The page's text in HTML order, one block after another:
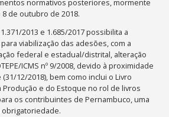
normativos posteriores, mormente
8 de outubro de 2018.
2013 e 1.685/2017 possibilita a
viabilização das adesões, com a
federal e estadual/distrital, alteração
ICMS nº 9/2008, devido à proximidade
12/2018), bem como inclui o Livro
e do Estoque no rol de livros
os contribuintes de Pernambuco, uma
obrigatoriedade.